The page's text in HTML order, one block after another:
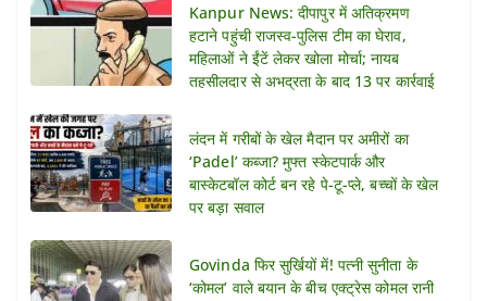
Kanpur News: दीपापुर में अतिक्रमण
हटाने पहुंची राजस्व-पुलिस टीम का घेराव,
महिलाओं ने ईंटें लेकर खोला मोर्चा; नायब
तहसीलदार से अभद्रता के बाद 13 पर कार्रवाई
लंदन में गरीबों के खेल मैदान पर अमीरों का
‘Padel’ कब्जा? मुफ्त स्केटपार्क और
बास्केटबॉल कोर्ट बन रहे पे-टू-प्ले, बच्चों के खेल
पर बड़ा सवाल
Govinda फिर सुर्खियों में! पत्नी सुनीता के
‘कोमल’ वाले बयान के बीच एक्ट्रेस कोमल रानी